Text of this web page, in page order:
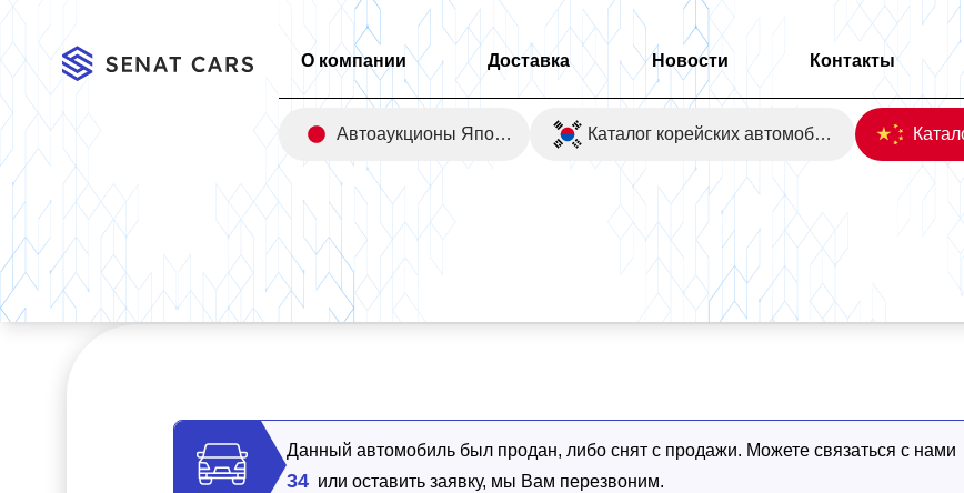
О компании Доставка Новости Контакты
Автоаукционы Японии Каталог корейских автомобилей
Главная/Каталог BMW 5-Series 520i Special Edition 2WD
Данный автомобиль был продан, либо снят с продажи. Можете связаться с нами
34 или оставить заявку, мы Вам перезвоним.